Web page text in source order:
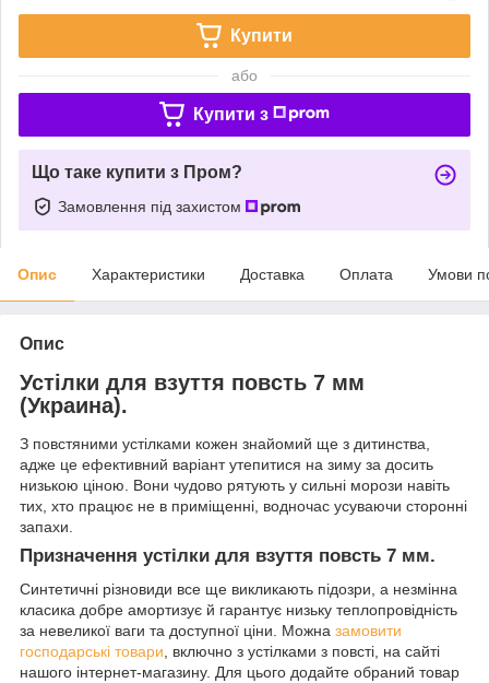
Купити
або
Купити з
Що таке купити з Пром?
Замовлення під захистом
Опис Характеристики Доставка Оплата Умови
Опис
Устілки для взуття повсть 7 мм
(Украина).
З повстяними устілками кожен знайомий ще з дитинства,
адже це ефективний варіант утепитися на зиму за досить
низькою ціною. Вони чудово рятують у сильні морози навіть
тих, хто працює не в приміщенні, водночас усуваючи сторонні
запахи.
Призначення устілки для взуття повсть 7 мм.
Синтетичні різновиди все ще викликають підозри, а незмінна
класика добре амортизує й гарантує низьку теплопровідність
за невеликої ваги та доступної ціни. Можна замовити
господарські товари, включно з устілками з повсті, на сайті
нашого інтернет-магазину. Для цього додайте обраний товар